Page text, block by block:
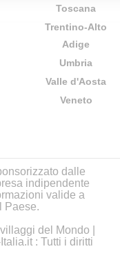
Toscana
Trentino-Alto
Adige
Umbria
Valle d'Aosta
Veneto
dalle
indipendente
valide a
Paese.
del Mondo
: Tutti i diritti